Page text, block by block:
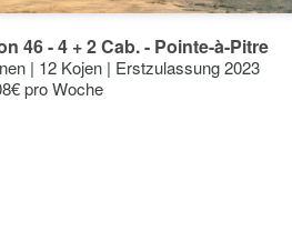
46 - 4 + 2 Cab. - Pointe-à-Pitre
| 12 Kojen | Erstzulassung 2023
pro Woche